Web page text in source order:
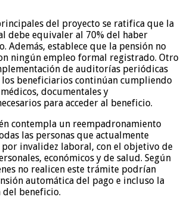
del proyecto se ratifica que la
debe equivaler al 70% del haber
Además, establece que la pensión no
ningún empleo formal registrado. Otro
de auditorías periódicas
beneficiarios continúan cumpliendo
documentales y
para acceder al beneficio.
contempla un reempadronamiento
las personas que actualmente
por invalidez laboral, con el objetivo de
económicos y de salud. Según
no realicen este trámite podrían
automática del pago e incluso la
beneficio.